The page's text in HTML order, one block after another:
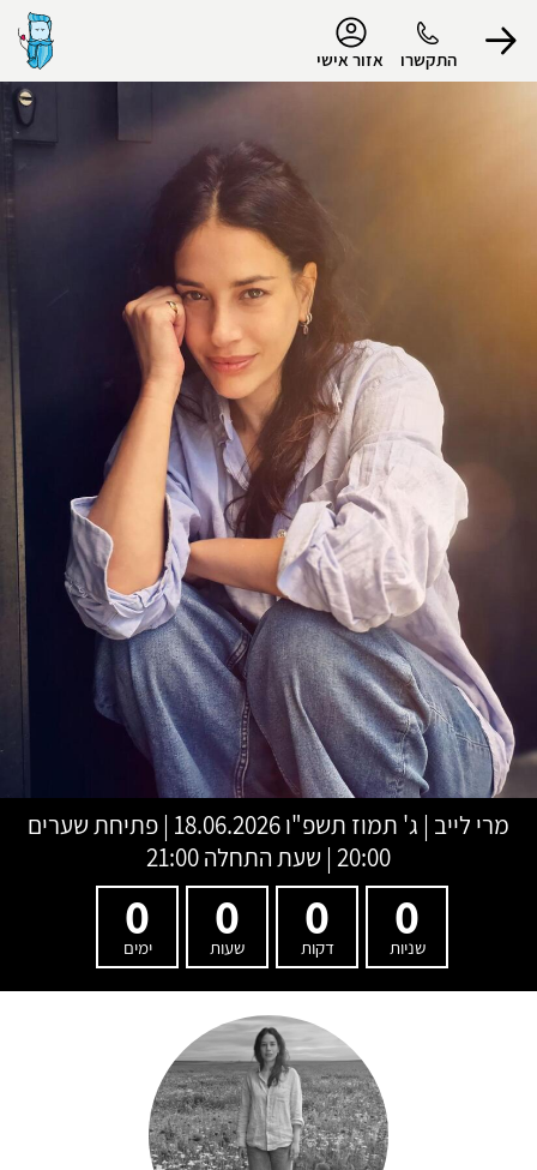
התקשרו אזור אישי
הפרופיל שלי
התנתק
מרי לייב | ג' תמוז תשפ"ו
18.06.2026 | פתיחת שערים
20:00 | שעת התחלה 21:00
0
שניות
0
דקות
0
שעות
0
ימים